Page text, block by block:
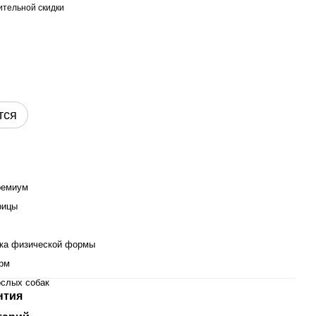
скидки
физической формы
собак